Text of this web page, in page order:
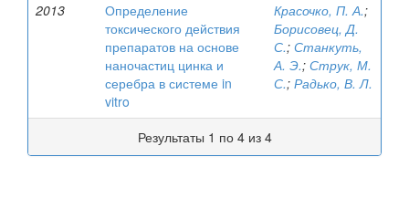
2013
Определение
токсического действия
препаратов на основе
наночастиц цинка и
серебра в системе in
vitro
Красочко, П. А.;
Борисовец, Д.
С.; Станкуть,
А. Э.; Струк, М.
С.; Радько, В. Л.
Результаты 1 по 4 из 4